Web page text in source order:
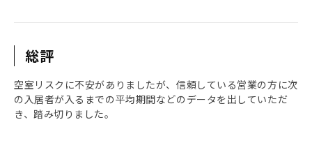
総評
空室リスクに不安がありましたが、信頼している営業の方に次
の入居者が入るまでの平均期間などのデータを出していただ
き、踏み切りました。